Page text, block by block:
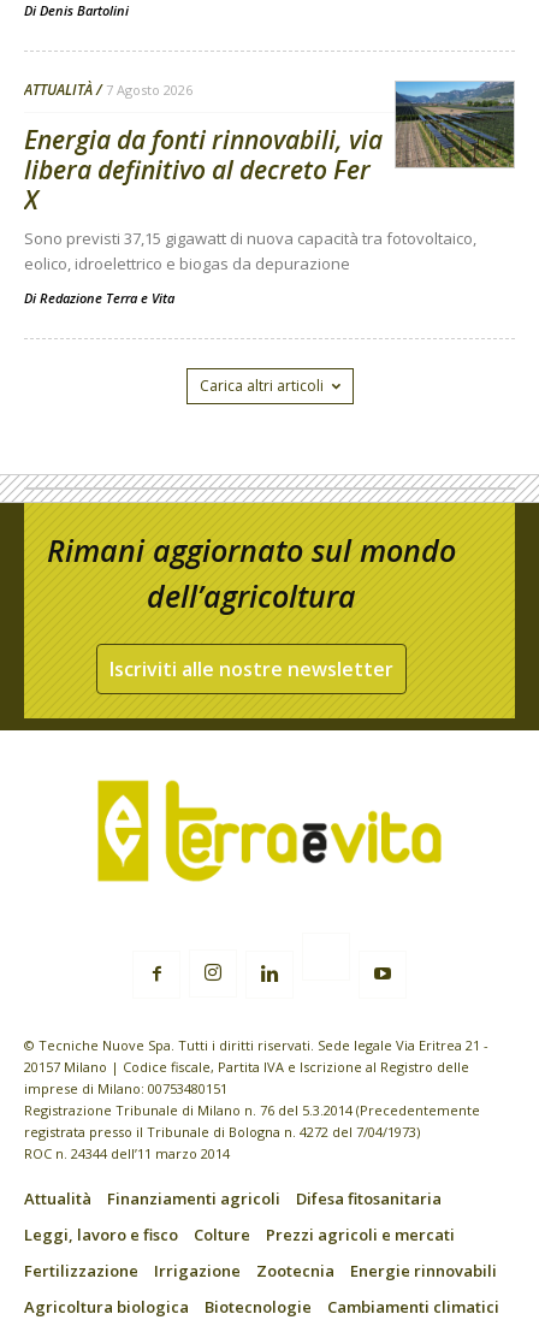
Di Denis Bartolini
ATTUALITÀ 7 Agosto 2026
Energia da fonti rinnovabili, via
libera definitivo al decreto Fer
X
Sono previsti 37,15 gigawatt di nuova capacità tra fotovoltaico,
eolico, idroelettrico e biogas da depurazione
Di Redazione Terra e Vita
Carica altri articoli
Rimani aggiornato sul mondo
dell’agricoltura
Iscriviti alle nostre newsletter
© Tecniche Nuove Spa. Tutti i diritti riservati. Sede legale Via Eritrea 21 -
20157 Milano | Codice fiscale, Partita IVA e Iscrizione al Registro delle
imprese di Milano: 00753480151
Registrazione Tribunale di Milano n. 76 del 5.3.2014 (Precedentemente
registrata presso il Tribunale di Bologna n. 4272 del 7/04/1973)
ROC n. 24344 dell’11 marzo 2014
Attualità Finanziamenti agricoli
Difesa fitosanitaria
Leggi, lavoro e fisco
Colture
Prezzi agricoli e mercati
Fertilizzazione
Irrigazione Zootecnia
Energie rinnovabili
Agricoltura biologica
Biotecnologie
Cambiamenti climatici